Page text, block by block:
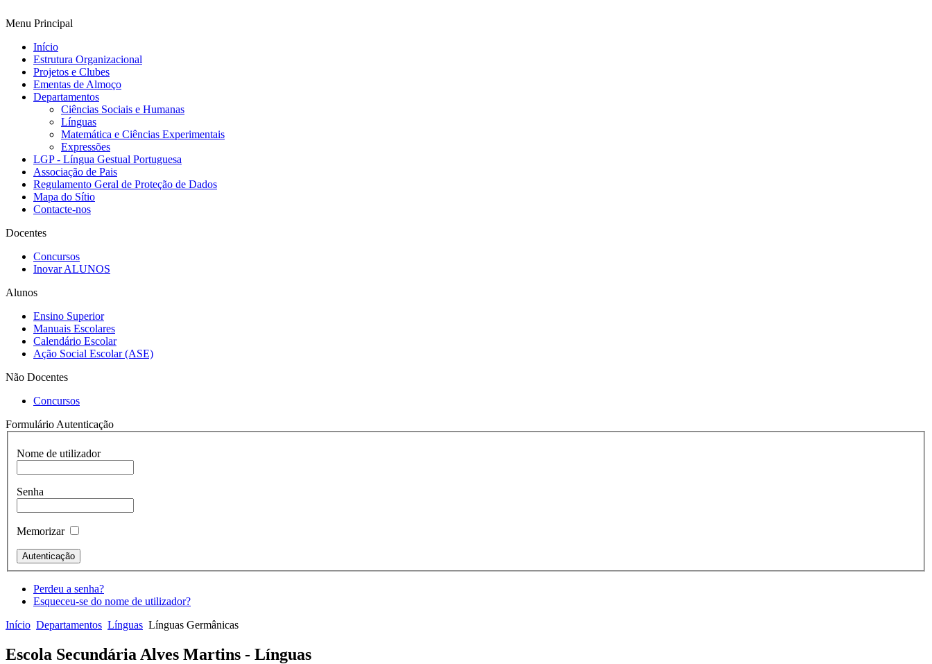
Menu Principal
Início
Estrutura Organizacional
Projetos e Clubes
Ementas de Almoço
Departamentos
Ciências Sociais e Humanas
Línguas
Matemática e Ciências Experimentais
Expressões
LGP - Língua Gestual Portuguesa
Associação de Pais
Regulamento Geral de Proteção de Dados
Mapa do Sítio
Contacte-nos
Docentes
Concursos
Inovar ALUNOS
Alunos
Ensino Superior
Manuais Escolares
Calendário Escolar
Ação Social Escolar (ASE)
Não Docentes
Concursos
Formulário Autenticação
Nome de utilizador
Senha
Memorizar
Perdeu a senha?
Esqueceu-se do nome de utilizador?
Início Departamentos Línguas Línguas Germânicas
Escola Secundária Alves Martins - Línguas